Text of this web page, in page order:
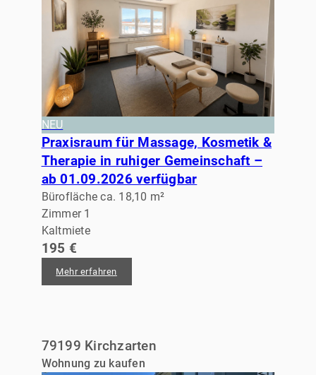
NEU
Praxisraum für Massage, Kosmetik &
Therapie in ruhiger Gemeinschaft –
ab 01.09.2026 verfügbar
Bürofläche ca. 18,10 m²
Zimmer 1
Kaltmiete
195 €
Mehr erfahren
79199 Kirchzarten
Wohnung zu kaufen